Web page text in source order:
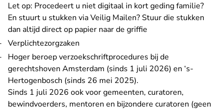
Let op: Procedeert u niet digitaal in kort geding familie?
En stuurt u stukken via Veilig Mailen? Stuur die stukken
dan altijd direct op papier naar de griffie
Verplichtezorgzaken
Hoger beroep verzoekschriftprocedures bij de
gerechtshoven Amsterdam (sinds 1 juli 2026) en ‘s-
Hertogenbosch (sinds 26 mei 2025).
Sinds 1 juli 2026 ook voor gemeenten, curatoren,
bewindvoerders, mentoren en bijzondere curatoren (geen